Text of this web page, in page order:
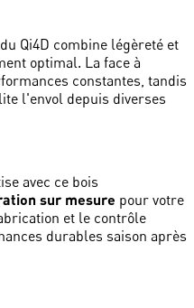
du Qi4D combine légèreté et
optimal. La face à
constantes, tandis
l'envol depuis diverses
avec ce bois
sur mesure pour votre
et le contrôle
durables saison après